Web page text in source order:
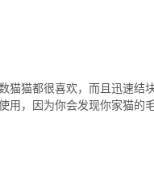
猫都很喜欢，而且迅速结
，因为你会发现你家猫的